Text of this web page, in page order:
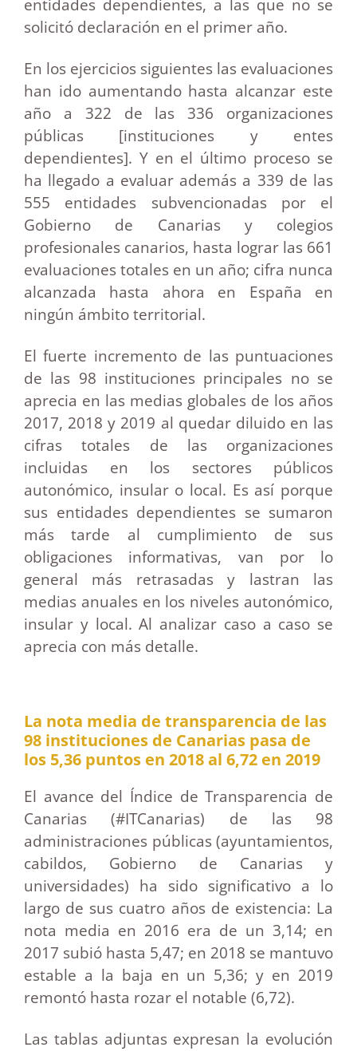
entidades dependientes, a las que no se
solicitó declaración en el primer año.
En los ejercicios siguientes las evaluaciones
han ido aumentando hasta alcanzar este
año a 322 de las 336 organizaciones
públicas [instituciones y entes
dependientes]. Y en el último proceso se
ha llegado a evaluar además a 339 de las
555 entidades subvencionadas por el
Gobierno de Canarias y colegios
profesionales canarios, hasta lograr las 661
evaluaciones totales en un año; cifra nunca
alcanzada hasta ahora en España en
ningún ámbito territorial.
El fuerte incremento de las puntuaciones
de las 98 instituciones principales no se
aprecia en las medias globales de los años
2017, 2018 y 2019 al quedar diluido en las
cifras totales de las organizaciones
incluidas en los sectores públicos
autonómico, insular o local. Es así porque
sus entidades dependientes se sumaron
más tarde al cumplimiento de sus
obligaciones informativas, van por lo
general más retrasadas y lastran las
medias anuales en los niveles autonómico,
insular y local. Al analizar caso a caso se
aprecia con más detalle.
La nota media de transparencia de las
98 instituciones de Canarias pasa de
los 5,36 puntos en 2018 al 6,72 en 2019
El avance del Índice de Transparencia de
Canarias (#ITCanarias) de las 98
administraciones públicas (ayuntamientos,
cabildos, Gobierno de Canarias y
universidades) ha sido significativo a lo
largo de sus cuatro años de existencia: La
nota media en 2016 era de un 3,14; en
2017 subió hasta 5,47; en 2018 se mantuvo
estable a la baja en un 5,36; y en 2019
remontó hasta rozar el notable (6,72).
Las tablas adjuntas expresan la evolución